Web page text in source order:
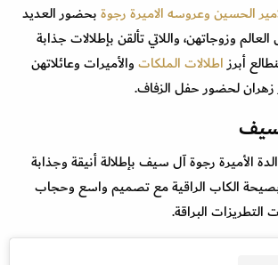
الحسين وعروسه الاميرة رجوةبحضور العديد
وزوجاتهن، واللاتي تألقن بإطلالات جذابة
أبرزاطلالات الملكاتوالأميرات وعائلاتهن
زهران لحضور حفل الزفاف.
سيف
الأميرة رجوة آل سيف بإطلالة أنيقة وجذابة
وبصيحة الكاب الراقية مع تصميم واسع وحجاب
البراقة.